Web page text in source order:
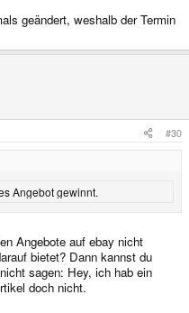
geändert, weshalb der Termin
#30
Angebot gewinnt.
Angebote auf ebay nicht
bietet? Dann kannst du
sagen: Hey, ich hab ein
doch nicht.